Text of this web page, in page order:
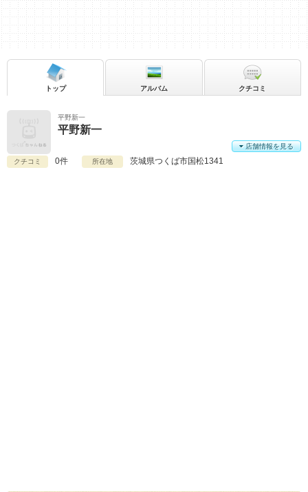
平野新一
平野新一
クチコミ 0件 所在地 茨城県つくば市国松1341
店舗情報を見る
トップ アルバム クチコミ